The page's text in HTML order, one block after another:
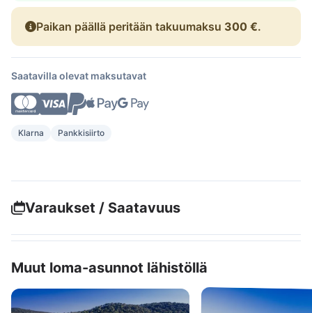
Paikan päällä peritään takuumaksu 300 €.
Saatavilla olevat maksutavat
Klarna Pankkisiirto
Varaukset / Saatavuus
Muut loma-asunnot lähistöllä